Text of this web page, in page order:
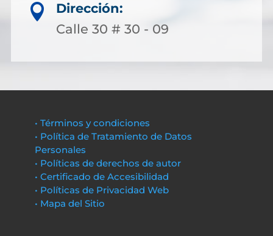

Dirección:
Calle 30 # 30 - 09
• Términos y condiciones
• Política de Tratamiento de Datos
Personales
• Políticas de derechos de autor
• Certificado de Accesibilidad
• Políticas de Privacidad Web
• Mapa del Sitio